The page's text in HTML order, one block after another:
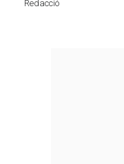
Redacció